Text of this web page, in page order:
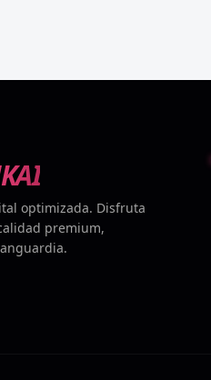
optimizada. Disfruta
premium,